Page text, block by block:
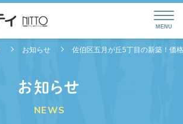
お知らせ 佐伯区五月が丘5丁目の新築！価
お知らせ
NEWS